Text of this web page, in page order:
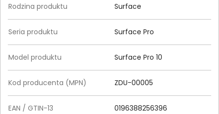
Rodzina produktu Surface
Seria produktu Surface Pro
Model produktu Surface Pro 10
Kod producenta (MPN) ZDU-00005
EAN / GTIN-13 0196388256396